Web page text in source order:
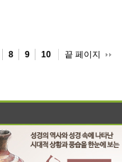
8 9 10 끝 페이지